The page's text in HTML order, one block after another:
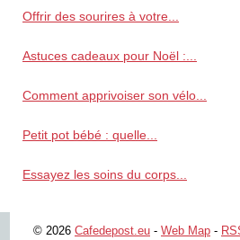
Offrir des sourires à votre...
Astuces cadeaux pour Noël :...
Comment apprivoiser son vélo...
Petit pot bébé : quelle...
Essayez les soins du corps...
© 2026 Cafedepost.eu - Web Map -